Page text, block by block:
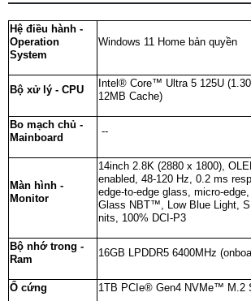
Hệ điều hành -
Operation
System
Windows 11 Home bản quyền
Bộ xử lý - CPU
Intel® Core™ Ultra 5 125U
12MB Cache)
Bo mạch chủ -
Mainboard
--
Màn hình -
Monitor
14inch 2.8K (2880 x 1800),
enabled, 48-120 Hz, 0.2 ms
edge-to-edge glass, micro-
Glass NBT™, Low Blue Light,
nits, 100% DCI-P3
Bộ nhớ trong -
Ram
16GB LPDDR5 6400MHz
Ổ cứng 1TB PCIe® Gen4 NVMe™ M.2